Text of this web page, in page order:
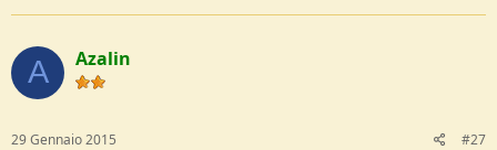
A Azalin
29 Gennaio 2015 #27